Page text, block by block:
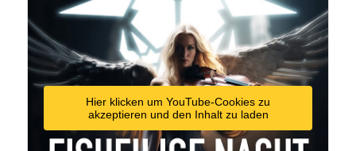
Hier klicken um YouTube-Cookies zu
akzeptieren und den Inhalt zu laden